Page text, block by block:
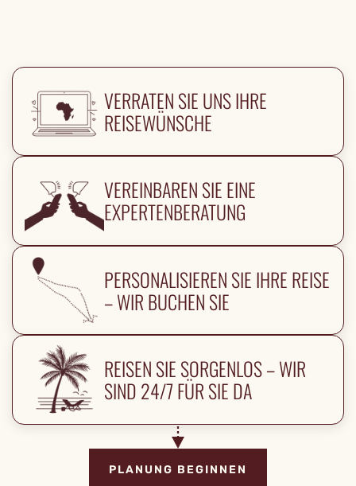
VERRATEN SIE UNS IHRE
REISEWÜNSCHE
VEREINBAREN SIE EINE
EXPERTENBERATUNG
PERSONALISIEREN SIE IHRE REISE
– WIR BUCHEN SIE
REISEN SIE SORGENLOS – WIR
SIND 24/7 FÜR SIE DA
PLANUNG BEGINNEN